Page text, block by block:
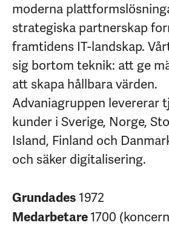
moderna
strategiska partnerskap
framtidens IT-landskap.
sig bortom teknik: att ge
att skapa hållbara värden.
Advaniagruppen levererar
kunder i Sverige, Norge,
Island, Finland och
och säker digitalisering.
Grundades1972
Medarbetare1700